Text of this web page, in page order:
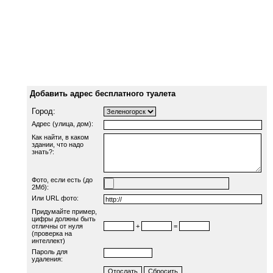
Добавить адрес бесплатного туалета
Город:
Адрес (улица, дом):
Как найти, в каком
здании, что надо
знать?:
Фото, если есть (до
2Мб):
Или URL фото:
Придумайте пример,
цифры должны быть
отличны от нуля
(проверка на
интеллект)
+ =
Пароль для
удаления: